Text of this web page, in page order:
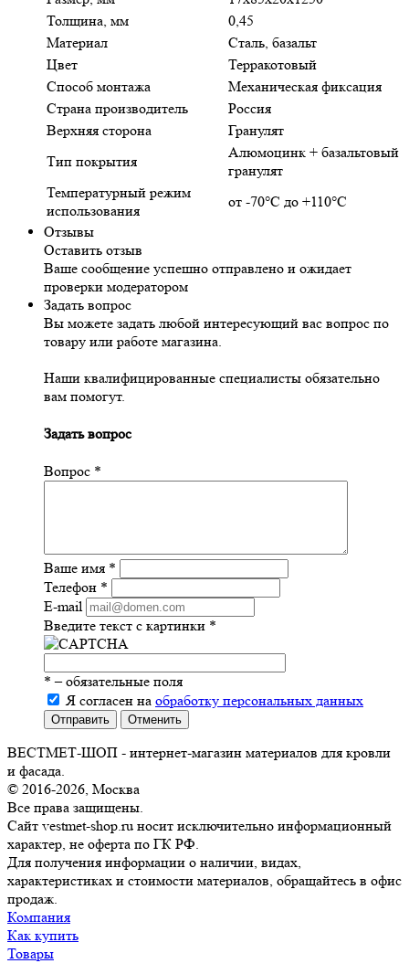
Толщина, мм
0,45
Материал
Сталь, базальт
Цвет
Терракотовый
Способ монтажа
Механическая фиксация
Страна производитель
Россия
Верхняя сторона
Гранулят
Тип покрытия
Алюмоцинк + базальтовый
гранулят
Температурный режим
использования
от -70°С до +110°С
Отзывы
Оставить отзыв
Ваше сообщение успешно отправлено и ожидает
проверки модератором
Задать вопрос
Вы можете задать любой интересующий вас вопрос по
товару или работе магазина.
Наши квалифицированные специалисты обязательно
вам помогут.
Задать вопрос
Вопрос *
Ваше имя *
Телефон *
E-mail
Введите текст с картинки *
* – обязательные поля
Я согласен на обработку персональных данных
Отправить Отменить
ВЕСТМЕТ-ШОП - интернет-магазин материалов для кровли
и фасада.
© 2016-2026, Москва
Все права защищены.
Сайт vestmet-shop.ru носит исключительно информационный
характер, не оферта по ГК РФ.
Для получения информации о наличии, видах,
характеристиках и стоимости материалов, обращайтесь в офис
продаж.
Компания
Как купить
Товары